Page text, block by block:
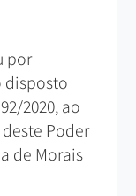
por
disposto
2020, ao
Poder
de Morais